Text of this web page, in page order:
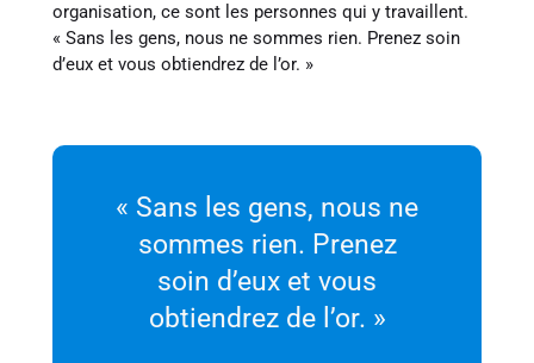
organisation, ce sont les personnes qui y travaillent.
« Sans les gens, nous ne sommes rien. Prenez soin
d’eux et vous obtiendrez de l’or. »
« Sans les gens, nous ne
sommes rien. Prenez
soin d’eux et vous
obtiendrez de l’or. »